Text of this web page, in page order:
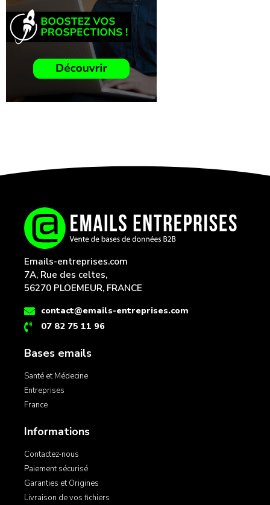
Emails-entreprises.com
7A, Rue des celtes,
56270 PLOEMEUR, FRANCE
contact@emails-entreprises.com
07 82 75 11 96
Bases emails
Santé et Médecine
Entreprises
France
Informations
Contactez-nous
Paiement sécurisé
Garanties et Origines
Livraison de vos fichiers